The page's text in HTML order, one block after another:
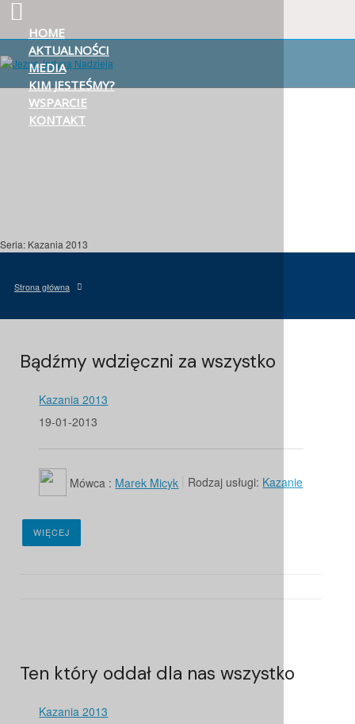
Seria: Kazania 2013
Strona główna
Bądźmy wdzięczni za wszystko
Kazania 2013
19-01-2013
Mówca : Marek Micyk Rodzaj usługi: Kazanie
WIĘCEJ
Ten który oddał dla nas wszystko
Kazania 2013
HOME
AKTUALNOŚCI
MEDIA
KIM JESTEŚMY?
WSPARCIE
KONTAKT